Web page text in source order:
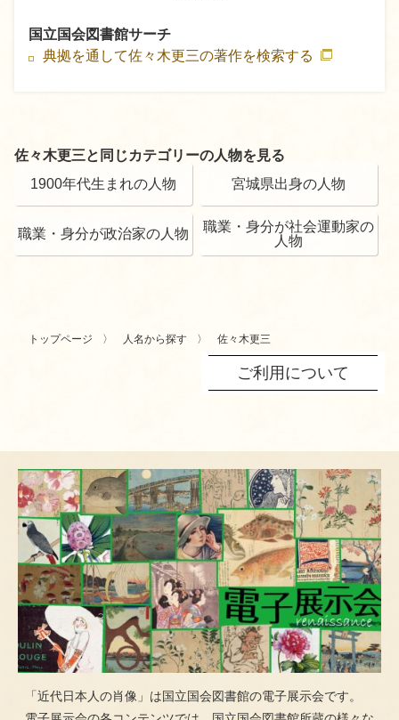
国立国会図書館サーチ
典拠を通して佐々木更三の著作を検索する
佐々木更三と同じカテゴリーの人物を見る
1900年代生まれの人物
宮城県出身の人物
職業・身分が政治家の人物
職業・身分が社会運動家の
人物
トップページ 人名から探す 佐々木更三
ご利用について
「近代日本人の肖像」は国立国会図書館の電子展示会です。